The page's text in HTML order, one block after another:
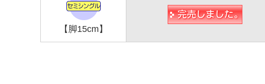
【脚15cm】